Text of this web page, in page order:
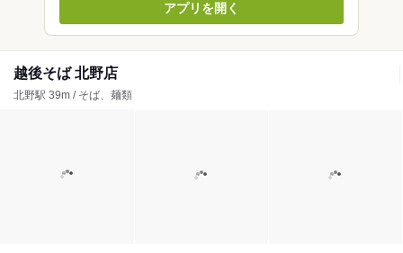
アプリを開く
越後そば 北野店
北野駅 39m / そば、麺類